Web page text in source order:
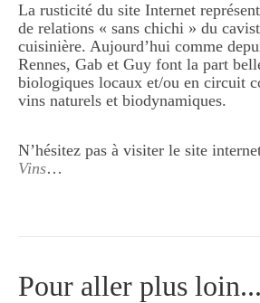
La rusticité du site Internet
de relations « sans chichi » du
cuisinière. Aujourd’hui comme
Rennes, Gab et Guy font la part
biologiques locaux et/ou en circuit
vins naturels et biodynamiques.
N’hésitez pas à visiter le site
Vins…
Pour aller plus loin...